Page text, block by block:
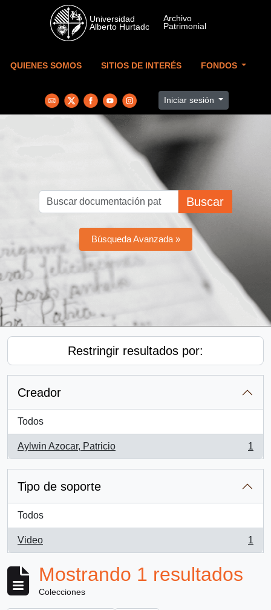
Skip to main content
QUIENES SOMOS SITIOS DE INTERÉS FONDOS
Iniciar sesión
Buscar
Búsqueda Avanzada »
Restringir resultados por:
Creador
Todos
Aylwin Azocar, Patricio
, 1 resultados
1
Tipo de soporte
Todos
Video
, 1 resultados
1
Mostrando 1 resultados
Colecciones